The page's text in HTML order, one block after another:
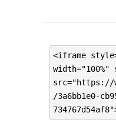
<iframe
src="https://
/3a6bb1e0-